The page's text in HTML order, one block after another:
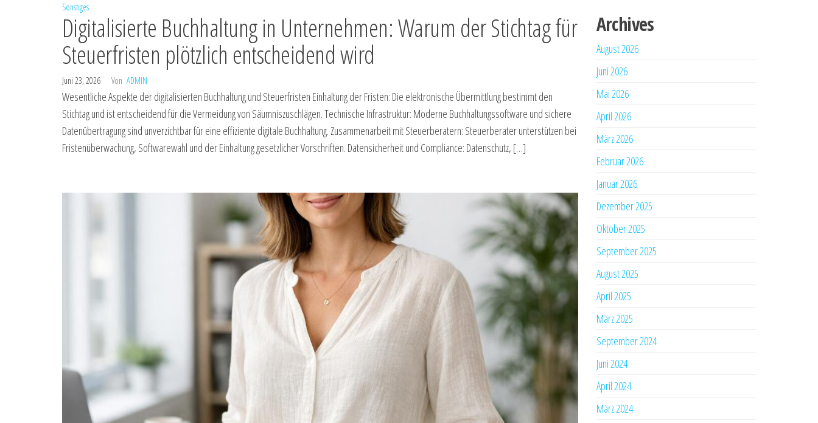
Sonstiges
Digitalisierte Buchhaltung in Unternehmen: Warum der Stichtag für
Steuerfristen plötzlich entscheidend wird
Juni 23, 2026 Von ADMIN
Wesentliche Aspekte der digitalisierten Buchhaltung und Steuerfristen Einhaltung der Fristen: Die elektronische Übermittlung bestimmt den
Stichtag und ist entscheidend für die Vermeidung von Säumniszuschlägen. Technische Infrastruktur: Moderne Buchhaltungssoftware und sichere
Datenübertragung sind unverzichtbar für eine effiziente digitale Buchhaltung. Zusammenarbeit mit Steuerberatern: Steuerberater unterstützen bei
Fristenüberwachung, Softwarewahl und der Einhaltung gesetzlicher Vorschriften. Datensicherheit und Compliance: Datenschutz, […]
Archives
August 2026
Juni 2026
Mai 2026
April 2026
März 2026
Februar 2026
Januar 2026
Dezember 2025
Oktober 2025
September 2025
August 2025
April 2025
März 2025
September 2024
Juni 2024
April 2024
März 2024